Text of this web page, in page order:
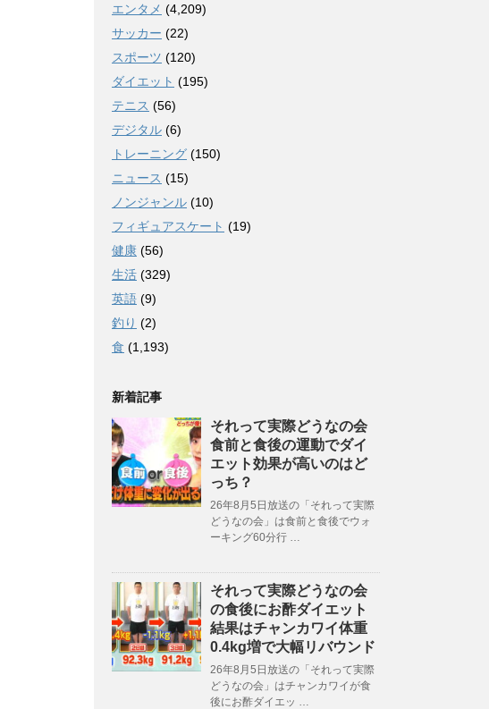
エンタメ (4,209)
サッカー (22)
スポーツ (120)
ダイエット (195)
テニス (56)
デジタル (6)
トレーニング (150)
ニュース (15)
ノンジャンル (10)
フィギュアスケート (19)
健康 (56)
生活 (329)
英語 (9)
釣り (2)
食 (1,193)
新着記事
それって実際どうなの会
食前と食後の運動でダイ
エット効果が高いのはど
っち？
26年8月5日放送の「それって実際
どうなの会」は食前と食後でウォ
ーキング60分行 …
それって実際どうなの会
の食後にお酢ダイエット
結果はチャンカワイ体重
0.4kg増で大幅リバウンド
26年8月5日放送の「それって実際
どうなの会」はチャンカワイが食
後にお酢ダイエッ …